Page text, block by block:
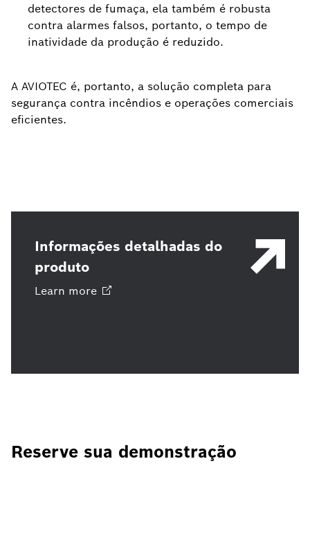
detectores de fumaça, ela também é robusta
contra alarmes falsos, portanto, o tempo de
inatividade da produção é reduzido.
A AVIOTEC é, portanto, a solução completa para
segurança contra incêndios e operações comerciais
eficientes.
Informações detalhadas do
produto
Learn more
Reserve sua demonstração